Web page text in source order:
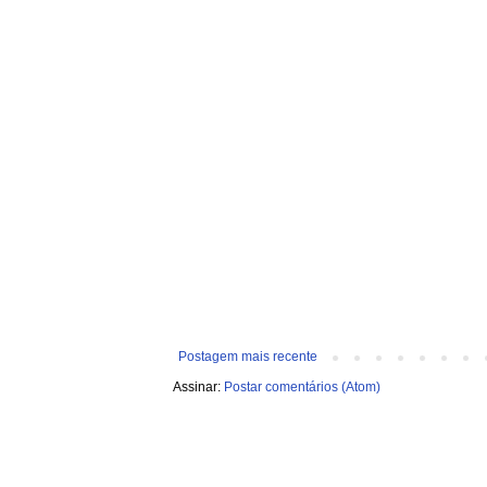
Postagem mais recente
Assinar: Postar comentários (Atom)